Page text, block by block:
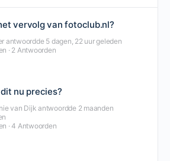
vervolg van fotoclub.nl?
antwoordde 5 dagen, 22 uur geleden
· 2 Antwoorden
nu precies?
van Dijk antwoordde 2 maanden
· 4 Antwoorden